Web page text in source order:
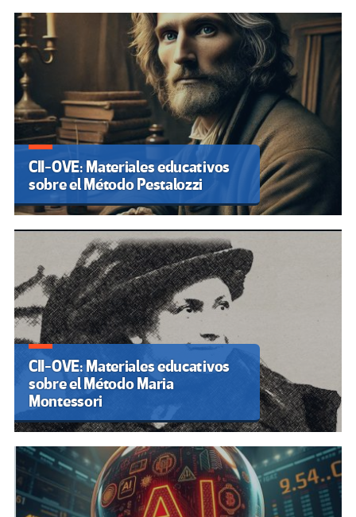
CII-OVE: Materiales educativos
sobre el Método Pestalozzi
CII-OVE: Materiales educativos
sobre el Método Maria
Montessori